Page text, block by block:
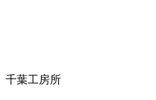
千葉工房所